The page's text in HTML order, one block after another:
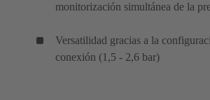
monitorización simultánea de la
Versatilidad gracias a la
conexión (1,5 - 2,6 bar)